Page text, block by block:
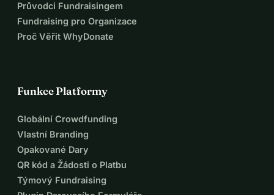
Průvodci Fundraisingem
Fundraising pro Organizace
Proč Věřit WhyDonate
Funkce Platformy
Globální Crowdfunding
Vlastní Branding
Opakované Dary
QR kód a Žádosti o Platbu
Týmový Fundraising